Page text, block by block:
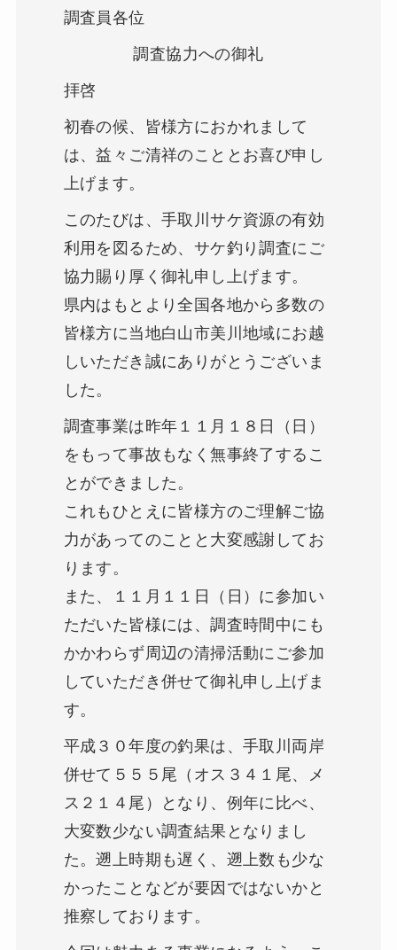
調査員各位
調査協力への御礼
拝啓
初春の候、皆様方におかれまして
は、益々ご清祥のこととお喜び申し
上げます。
このたびは、手取川サケ資源の有効
利用を図るため、サケ釣り調査にご
協力賜り厚く御礼申し上げます。
県内はもとより全国各地から多数の
皆様方に当地白山市美川地域にお越
しいただき誠にありがとうございま
した。
調査事業は昨年１１月１８日（日）
をもって事故もなく無事終了するこ
とができました。
これもひとえに皆様方のご理解ご協
力があってのことと大変感謝してお
ります。
また、１１月１１日（日）に参加い
ただいた皆様には、調査時間中にも
かかわらず周辺の清掃活動にご参加
していただき併せて御礼申し上げま
す。
平成３０年度の釣果は、手取川両岸
併せて５５５尾（オス３４１尾、メ
ス２１４尾）となり、例年に比べ、
大変数少ない調査結果となりまし
た。遡上時期も遅く、遡上数も少な
かったことなどが要因ではないかと
推察しております。